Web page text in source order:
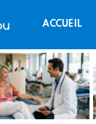
ACCUEIL